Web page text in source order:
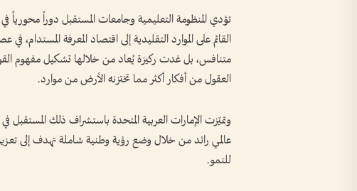
تؤدي المنظومة التعليمية وجامعات المستقبل دوراً
القائم على الموارد التقليدية إلى اقتصاد المعرفة المستدام، في
متنافس، بل غدت ركيزة يُعاد من خلالها تشكيل مفهوم
العقول من أفكار أكثر مما تختزنه الأرض من موارد.
وتميّزت الإمارات العربية المتحدة باستشراف ذلك
عالمي رائد من خلال وضع رؤية وطنية شاملة تهدف إلى
للنمو.